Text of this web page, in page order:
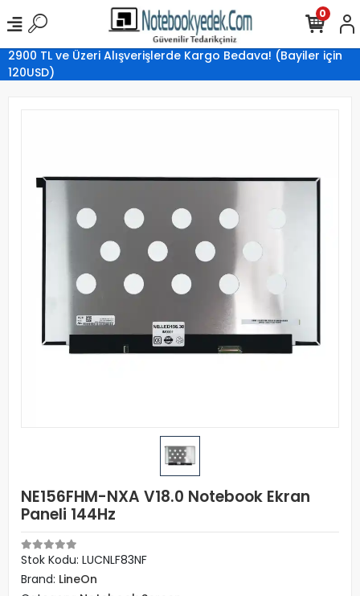
2900 TL ve Üzeri Alışverişlerde Kargo Bedava! (Bayiler için
120USD)
0
NE156FHM-NXA V18.0 Notebook Ekran
Paneli 144Hz
Stok Kodu: LUCNLF83NF
Brand: LineOn